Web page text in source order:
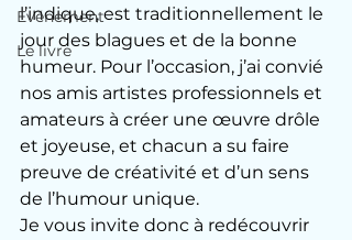
Evénement
Le livre
l’indique, est traditionnellement le
jour des blagues et de la bonne
humeur. Pour l’occasion, j’ai convié
nos amis artistes professionnels et
amateurs à créer une œuvre drôle
et joyeuse, et chacun a su faire
preuve de créativité et d’un sens
de l’humour unique.
Je vous invite donc à redécouvrir